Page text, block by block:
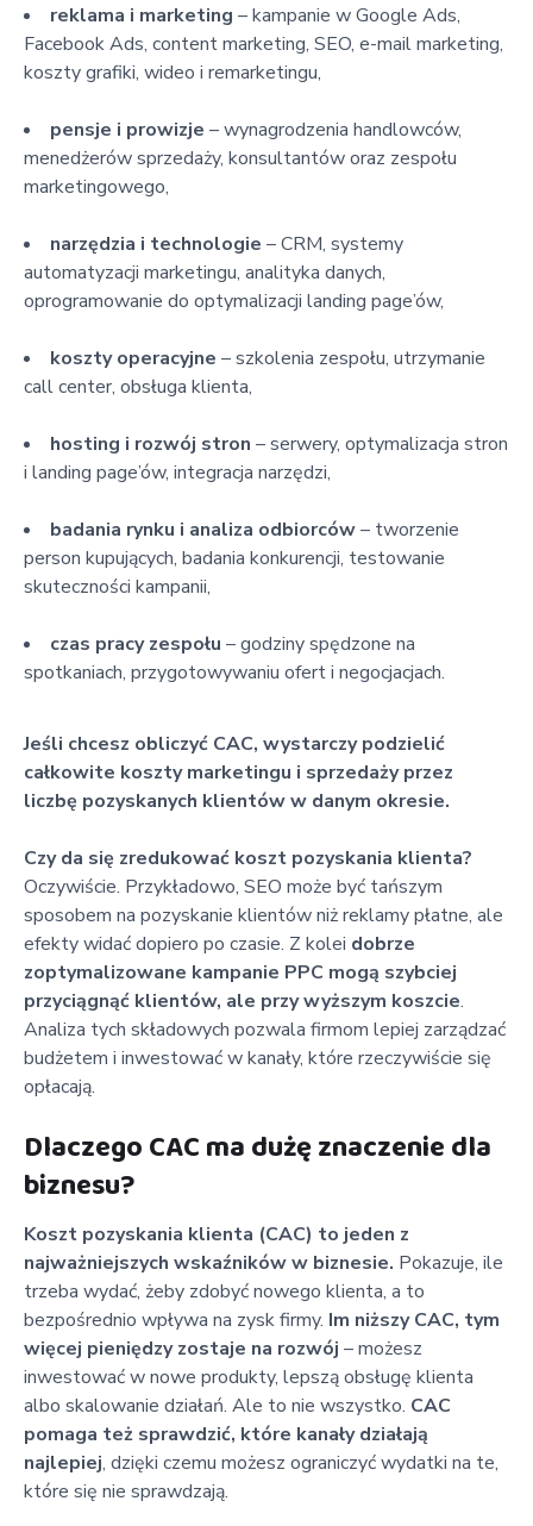
reklama i marketing – kampanie w Google Ads,
Facebook Ads, content marketing, SEO, e-mail marketing,
koszty grafiki, wideo i remarketingu,
pensje i prowizje – wynagrodzenia handlowców,
menedżerów sprzedaży, konsultantów oraz zespołu
marketingowego,
narzędzia i technologie – CRM, systemy
automatyzacji marketingu, analityka danych,
oprogramowanie do optymalizacji landing page’ów,
koszty operacyjne – szkolenia zespołu, utrzymanie
call center, obsługa klienta,
hosting i rozwój stron – serwery, optymalizacja stron
i landing page’ów, integracja narzędzi,
badania rynku i analiza odbiorców– tworzenie
person kupujących, badania konkurencji, testowanie
skuteczności kampanii,
czas pracy zespołu – godziny spędzone na
spotkaniach, przygotowywaniu ofert i negocjacjach.
Jeśli chcesz obliczyć CAC, wystarczy podzielić
całkowite koszty marketingu i sprzedaży przez
liczbę pozyskanych klientów w danym okresie.
Czy da się zredukować koszt pozyskania klienta?
Oczywiście. Przykładowo, SEO może być tańszym
sposobem na pozyskanie klientów niż reklamy płatne, ale
efekty widać dopiero po czasie. Z kolei dobrze
zoptymalizowane kampanie PPC mogą szybciej
przyciągnąć klientów, ale przy wyższym koszcie.
Analiza tych składowych pozwala firmom lepiej zarządzać
budżetem i inwestować w kanały, które rzeczywiście się
opłacają.
Dlaczego CAC ma dużę znaczenie dla
biznesu?
Koszt pozyskania klienta (CAC) to jeden z
najważniejszych wskaźników w biznesie. Pokazuje, ile
trzeba wydać, żeby zdobyć nowego klienta, a to
bezpośrednio wpływa na zysk firmy. Im niższy CAC, tym
więcej pieniędzy zostaje na rozwój – możesz
inwestować w nowe produkty, lepszą obsługę klienta
albo skalowanie działań. Ale to nie wszystko. CAC
pomaga też sprawdzić, które kanały działają
najlepiej, dzięki czemu możesz ograniczyć wydatki na te,
które się nie sprawdzają.